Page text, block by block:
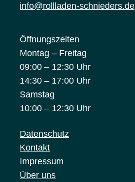
info@rollladen-schnieders.de
Öffnungszeiten
Montag – Freitag
09:00 – 12:30 Uhr
14:30 – 17:00 Uhr
Samstag
10:00 – 12:30 Uhr
Datenschutz
Kontakt
Impressum
Über uns